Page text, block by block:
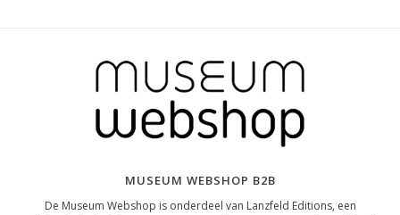
MUSEUM WEBSHOP B2B
De Museum Webshop is onderdeel van Lanzfeld Editions, een